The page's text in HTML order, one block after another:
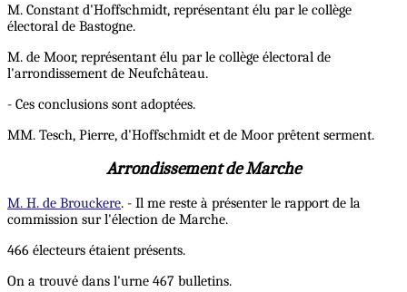
M. Constant d'Hoffschmidt, représentant élu par le collège
électoral de Bastogne.
M. de Moor, représentant élu par le collège électoral de
l'arrondissement de Neufchâteau.
- Ces conclusions sont adoptées.
MM. Tesch, Pierre, d'Hoffschmidt et de Moor prêtent serment.
Arrondissement de Marche
M. H. de Brouckere. - Il me reste à présenter le rapport de la
commission sur l'élection de Marche.
466 électeurs étaient présents.
On a trouvé dans l'urne 467 bulletins.